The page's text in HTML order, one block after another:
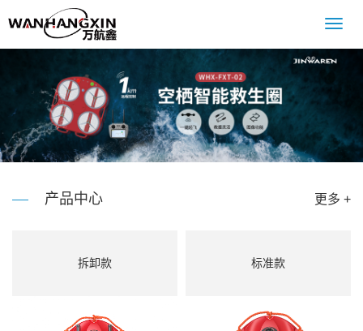
产品中心 更多 +
拆卸款 标准款